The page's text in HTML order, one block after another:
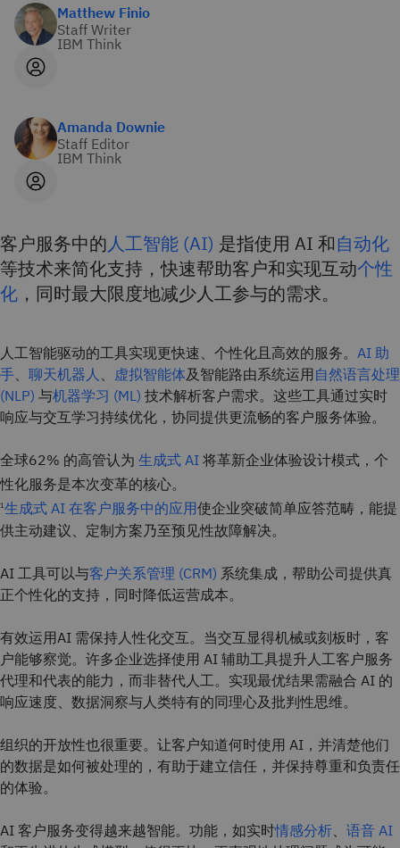
Matthew Finio
Staff Writer
IBM Think
Amanda Downie
Staff Editor
IBM Think
客户服务中的人工智能 (AI) 是指使用 AI 和自动化
等技术来简化支持，快速帮助客户和实现互动个性
化 ，同时最大限度地减少人工参与的需求。
人工智能驱动的工具实现更快速、个性化且高效的服务。 AI 助
手、 聊天机器人 、 虚拟智能体及智能路由系统运用 自然语言处理
(NLP) 与机器学习 (ML) 技术解析客户需求。这些工具通过实时
响应与交互学习持续优化，协同提供更流畅的客户服务体验。
全球62% 的高管认为 生成式 AI 将革新企业体验设计模式，个
性化服务是本次变革的核心。
1生成式 AI 在客户服务中的应用使企业突破简单应答范畴，能提
供主动建议、定制方案乃至预见性故障解决。
AI 工具可以与客户关系管理 (CRM) 系统集成，帮助公司提供真
正个性化的支持，同时降低运营成本。
有效运用AI 需保持人性化交互。当交互显得机械或刻板时，客
户能够察觉。许多企业选择使用 AI 辅助工具提升人工客户服务
代理和代表的能力，而非替代人工。实现最优结果需融合 AI 的
响应速度、数据洞察与人类特有的同理心及批判性思维。
组织的开放性也很重要。让客户知道何时使用 AI，并清楚他们
的数据是如何被处理的，有助于建立信任，并保持尊重和负责任
的体验。
AI 客户服务变得越来越智能。功能，如实时情感分析
语音 AI